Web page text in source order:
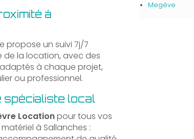
à
propose un suivi 7j/7
la location, avec des
à chaque projet,
ou professionnel.
local
Locationpour tous vos
à Sallanches :
Megève